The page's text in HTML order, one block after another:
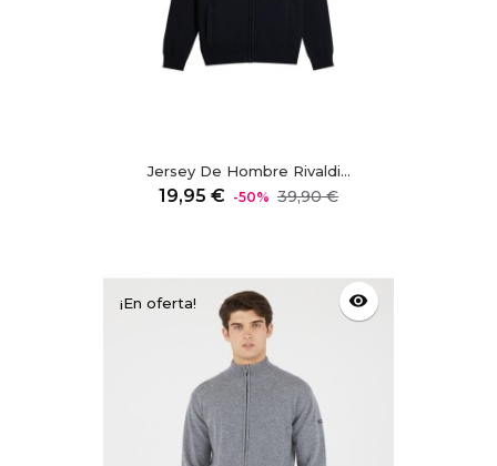
Jersey De Hombre Rivaldi...
19,95 € Precio
-50% 39,90 €Precio
¡En oferta! visibility